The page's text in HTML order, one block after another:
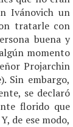
Ivánovich un
tratarle con
buena y
momento
Projarchin
Sin embargo,
se declaró
florido que
de ese modo,